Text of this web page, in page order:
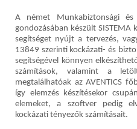
A német Munkabiztonsági és
gondozásában készült SISTEMA
segítséget nyújt a tervezés,
13849 szerinti kockázati- és
segítségével könnyen
számítások, valamint a
megtalálhatóak az AVENTICS
így elemzés készítésekor
elemeket, a szoftver pedig
kockázati tényezők számításait.